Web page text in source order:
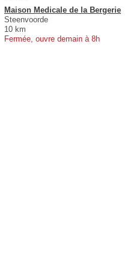
Maison Medicale de la Bergerie
Steenvoorde
10 km
Fermée, ouvre demain à 8h